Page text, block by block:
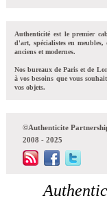
Authenticité est le premier
d'art, spécialistes en
anciens et modernes.
Nos bureaux de Paris et de
à vos besoins que vous
vos objets.
©Authenticite
2008 - 2025